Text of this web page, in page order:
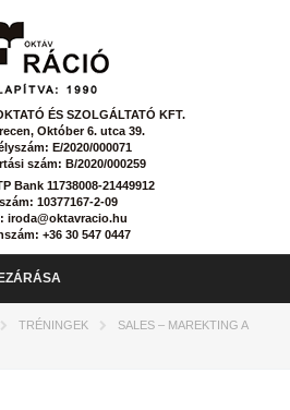
ÉS SZOLGÁLTATÓ KFT.
Október 6. utca 39.
E/2020/000071
szám: B/2020/000259
Bank 11738008-21449912
10377167-2-09
iroda@oktavracio.hu
+36 30 547 0447
TRÉNINGEK
SALES – MAREKTING A